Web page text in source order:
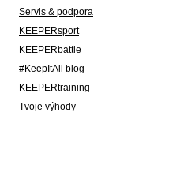
Servis & podpora
KEEPERsport
KEEPERbattle
#KeepItAll blog
KEEPERtraining
Tvoje výhody